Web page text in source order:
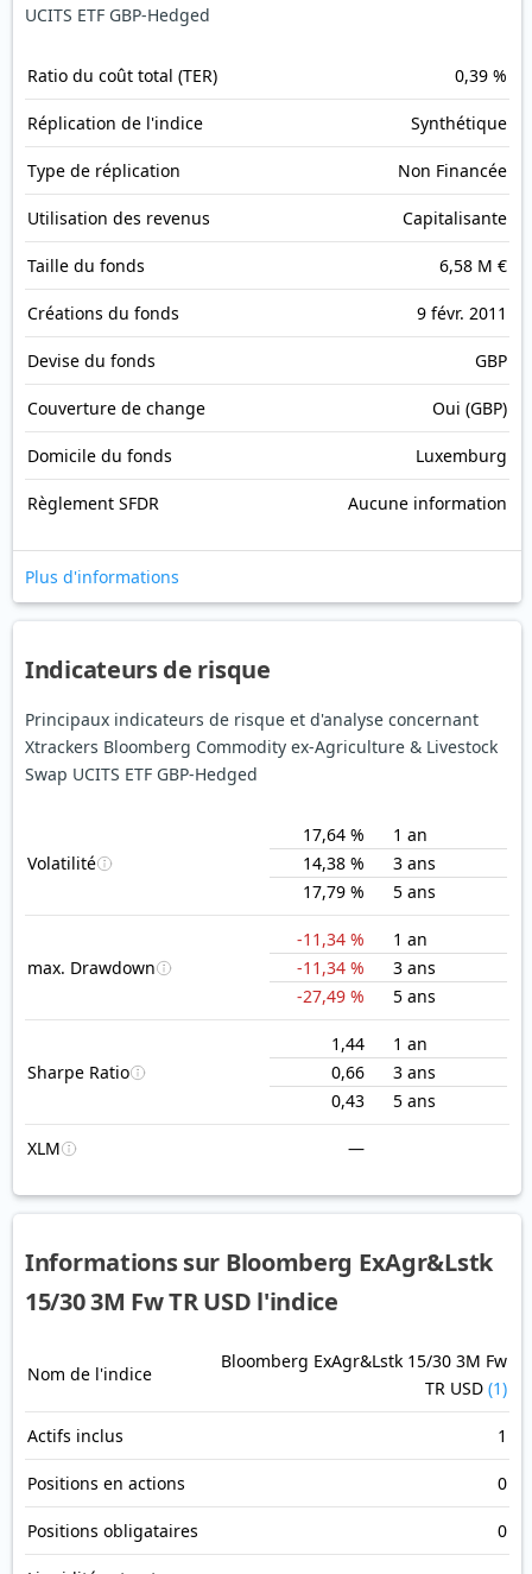
UCITS ETF GBP-Hedged
Ratio du coût total (TER) 0,39 %
Réplication de l'indice Synthétique
Type de réplication Non Financée
Utilisation des revenus Capitalisante
Taille du fonds 6,58 M €
Créations du fonds 9 févr. 2011
Devise du fonds GBP
Couverture de change Oui (GBP)
Domicile du fonds Luxemburg
Règlement SFDR Aucune information
Plus d'informations
Indicateurs de risque
Principaux indicateurs de risque et d'analyse concernant
Xtrackers Bloomberg Commodity ex-Agriculture & Livestock
Swap UCITS ETF GBP-Hedged
Volatilité
17,64 %
1 an
14,38 %
3 ans
17,79 %
5 ans
max. Drawdown
-11,34 %
1 an
-11,34 %
3 ans
-27,49 %
5 ans
Sharpe Ratio
1,44
1 an
0,66
3 ans
0,43
5 ans
XLM —
Informations sur Bloomberg ExAgr&Lstk
15/30 3M Fw TR USD l'indice
Nom de l'indice
Bloomberg ExAgr&Lstk 15/30 3M Fw
TR USD (1)
Actifs inclus 1
Positions en actions 0
Positions obligataires 0